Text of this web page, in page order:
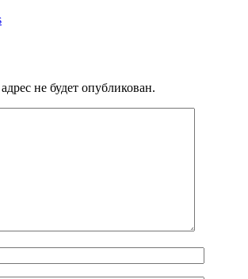
не будет опубликован.